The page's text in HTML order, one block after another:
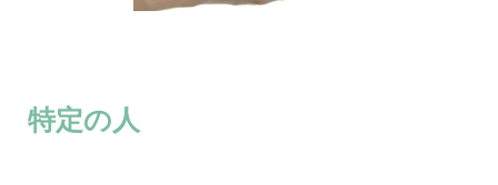
特定の人